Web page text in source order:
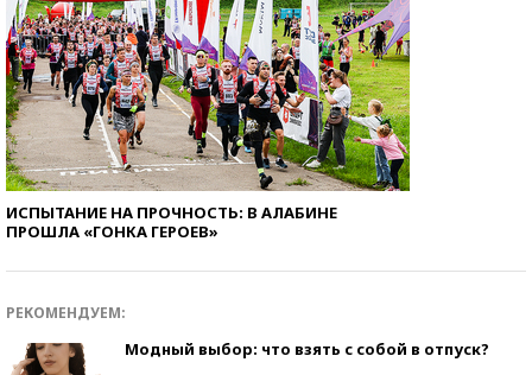
ИСПЫТАНИЕ НА ПРОЧНОСТЬ: В АЛАБИНЕ
ПРОШЛА «ГОНКА ГЕРОЕВ»
РЕКОМЕНДУЕМ:
Модный выбор: что взять с собой в отпуск?